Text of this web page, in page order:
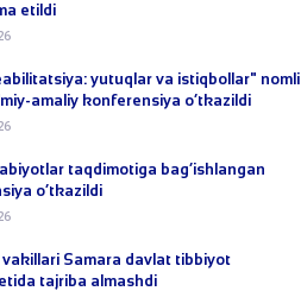
etildi
yutuqlar va istiqbollar" nomli
amaliy konferensiya o‘tkazildi
taqdimotiga bag‘ishlangan
o‘tkazildi
vakillari Samara davlat tibbiyot
tajriba almashdi